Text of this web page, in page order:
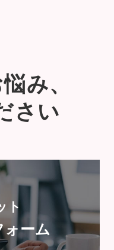
み、
さい
ト
ーム